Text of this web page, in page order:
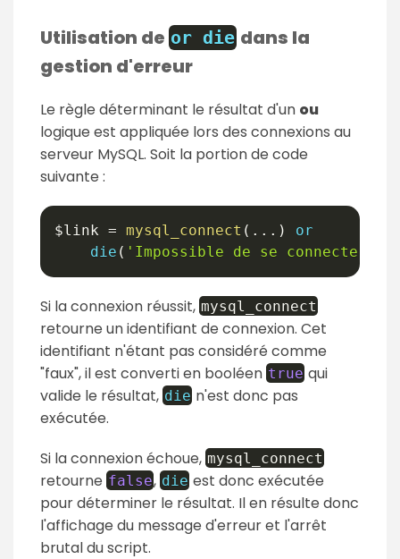
Utilisation de or die dans la
gestion d'erreur
Le règle déterminant le résultat d'un ou
logique est appliquée lors des connexions au
serveur MySQL. Soit la portion de code
suivante :
$link = mysql_connect ( ... )
or
die ( 'Impossible de se connecter au
Si la connexion réussit, mysql_connect
retourne un identifiant de connexion. Cet
identifiant n'étant pas considéré comme
"faux", il est converti en booléen true qui
valide le résultat, die n'est donc pas
exécutée.
Si la connexion échoue, mysql_connect
retourne false,die est donc exécutée
pour déterminer le résultat. Il en résulte donc
l'affichage du message d'erreur et l'arrêt
brutal du script.